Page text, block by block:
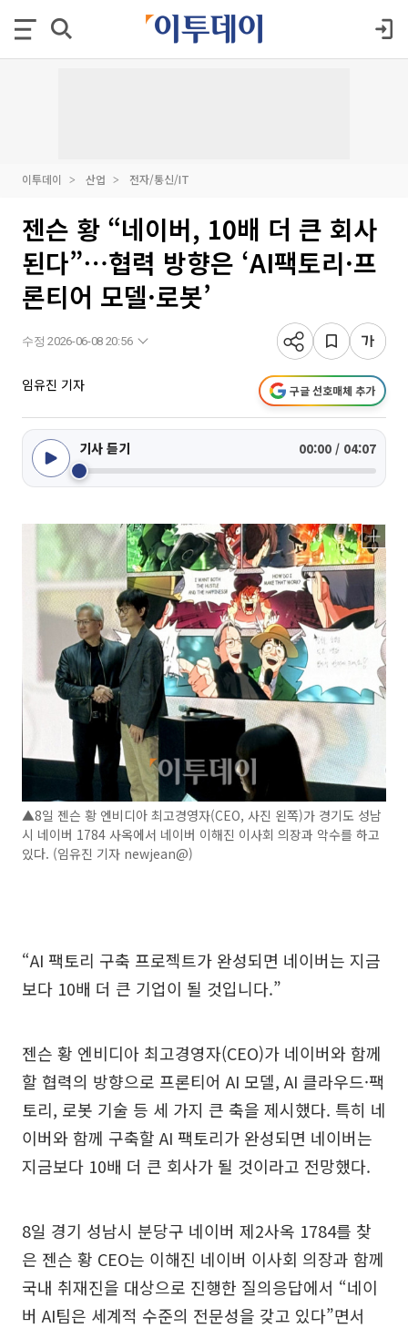
이투데이 산업 전자/통신/IT
젠슨 황 “네이버, 10배 더 큰 회사
된다”⋯협력 방향은 ‘AI팩토리·프
론티어 모델·로봇’
수정 2026-06-08 20:56
임유진 기자 구글 선호매체 추가
기사 듣기 00:00 / 04:07
▲8일 젠슨 황 엔비디아 최고경영자(CEO, 사진 왼쪽)가 경기도 성남
시 네이버 1784 사옥에서 네이버 이해진 이사회 의장과 악수를 하고
있다. (임유진 기자 newjean@)
“AI 팩토리 구축 프로젝트가 완성되면 네이버는 지금
보다 10배 더 큰 기업이 될 것입니다.”
젠슨 황 엔비디아 최고경영자(CEO)가 네이버와 함께
할 협력의 방향으로 프론티어 AI 모델, AI 클라우드·팩
토리, 로봇 기술 등 세 가지 큰 축을 제시했다. 특히 네
이버와 함께 구축할 AI 팩토리가 완성되면 네이버는
지금보다 10배 더 큰 회사가 될 것이라고 전망했다.
8일 경기 성남시 분당구 네이버 제2사옥 1784를 찾
은 젠슨 황 CEO는 이해진 네이버 이사회 의장과 함께
국내 취재진을 대상으로 진행한 질의응답에서 “네이
버 AI팀은 세계적 수준의 전문성을 갖고 있다”면서